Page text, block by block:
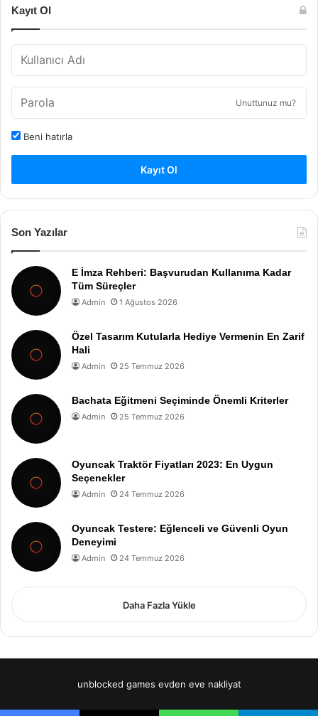
Kayıt Ol
Unuttunuz mu?
Beni hatırla
Kayıt Ol
Son Yazılar
E İmza Rehberi: Başvurudan Kullanıma Kadar
Tüm Süreçler
Admin 1 Ağustos 2026
Özel Tasarım Kutularla Hediye Vermenin En Zarif
Hali
Admin 25 Temmuz 2026
Bachata Eğitmeni Seçiminde Önemli Kriterler
Admin 25 Temmuz 2026
Oyuncak Traktör Fiyatları 2023: En Uygun
Seçenekler
Admin 24 Temmuz 2026
Oyuncak Testere: Eğlenceli ve Güvenli Oyun
Deneyimi
Admin 24 Temmuz 2026
Daha Fazla Yükle
unblocked games evden eve nakliyat